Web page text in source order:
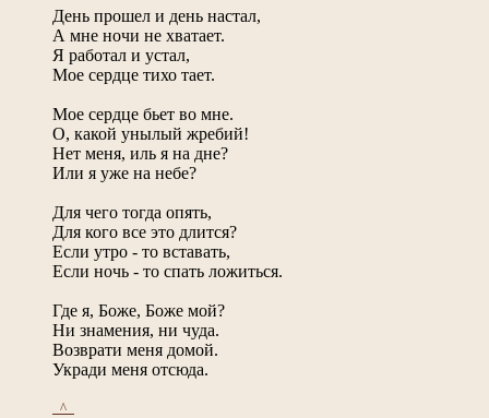
День прошел и день настал,
А мне ночи не хватает.
Я работал и устал,
Мое сердце тихо тает.
Мое сердце бьет во мне.
О, какой унылый жребий!
Нет меня, иль я на дне?
Или я уже на небе?
Для чего тогда опять,
Для кого все это длится?
Если утро - то вставать,
Если ночь - то спать ложиться.
Где я, Боже, Боже мой?
Ни знамения, ни чуда.
Возврати меня домой.
Укради меня отсюда.
_^_